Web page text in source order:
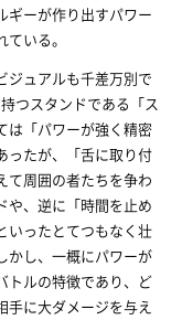
ギーが作り出すパワー
いる。
ジュアルも千差万別で
つスタンドである「ス
は「パワーが強く精密
ったが、「舌に取り付
て周囲の者たちを争わ
や、逆に「時間を止め
いったとてつもなく壮
かし、一概にパワーが
トルの特徴であり、ど
手に大ダメージを与え